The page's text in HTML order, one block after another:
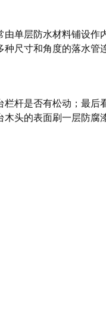
单层防水材料铺设作
尺寸和角度的落水管
杆是否有松动；最后
头的表面刷一层防腐